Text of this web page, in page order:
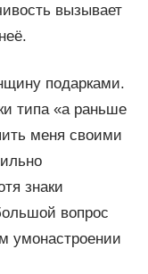
вызывает
подарками.
типа «а раньше
меня своими
знаки
вопрос
умонастроении